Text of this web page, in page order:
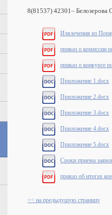
8(81537) 42301– Белозерова
Извлечения из
приказ о
приказ о
Приложение 1.docx
Приложение 2.docx
Приложение 3.docx
Приложение 4.docx
Приложение 5.docx
Сроки приема
приказ об итогах
<< на предыдущую страницу